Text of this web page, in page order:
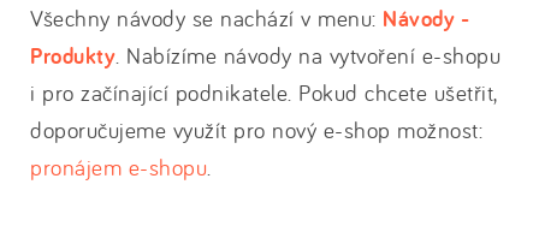
Všechny návody se nachází v menu: Návody -
Produkty. Nabízíme návody na vytvoření e-shopu
i pro začínající podnikatele. Pokud chcete ušetřit,
doporučujeme využít pro nový e-shop možnost:
pronájem e-shopu.